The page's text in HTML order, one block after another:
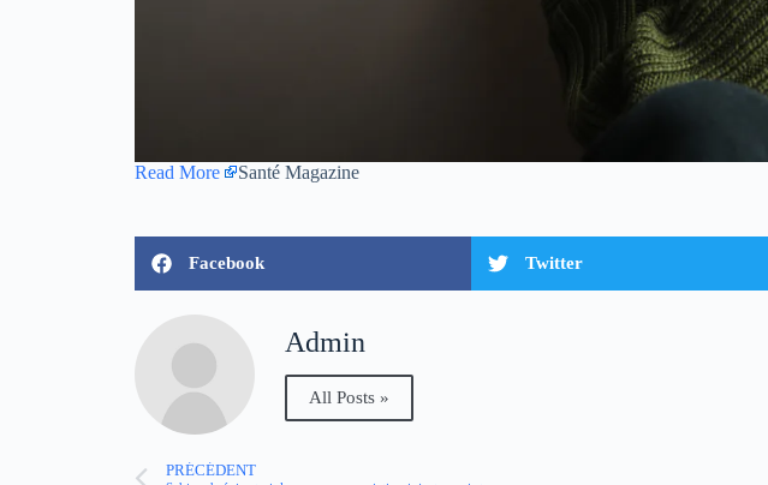
Read More Santé Magazine
Facebook Twitter
Admin
All Posts »
PRÉCÉDENT